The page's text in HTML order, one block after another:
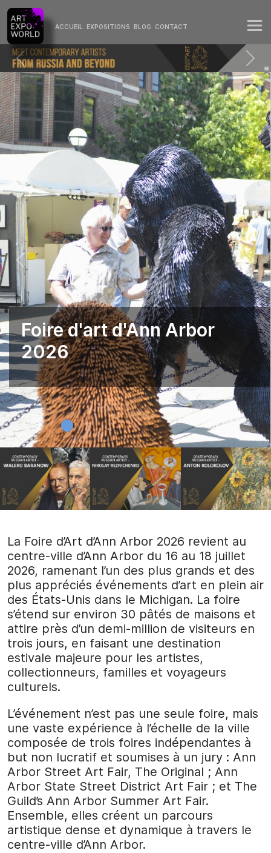
ACCUEIL EXPOSITIONS BLOG CONTACT
Foire d'art d'Ann Arbor
2026
La Foire d’Art d’Ann Arbor 2026 revient au
centre-ville d’Ann Arbor du 16 au 18 juillet
2026, ramenant l’un des plus grands et des
plus appréciés événements d’art en plein air
des États-Unis dans le Michigan. La foire
s’étend sur environ 30 pâtés de maisons et
attire près d’un demi-million de visiteurs en
trois jours, en faisant une destination
estivale majeure pour les artistes,
collectionneurs, familles et voyageurs
culturels.
L’événement n’est pas une seule foire, mais
une vaste expérience à l’échelle de la ville
composée de trois foires indépendantes à
but non lucratif et soumises à un jury : Ann
Arbor Street Art Fair, The Original ; Ann
Arbor State Street District Art Fair ; et The
Guild’s Ann Arbor Summer Art Fair.
Ensemble, elles créent un parcours
artistique dense et dynamique à travers le
centre-ville d’Ann Arbor.